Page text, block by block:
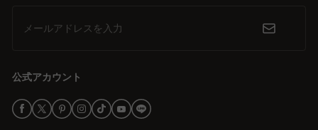
メールアドレスを入力
公式アカウント